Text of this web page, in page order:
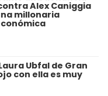
Alex Caniggia
millonaria
Ubfal de Gran
con ella es muy